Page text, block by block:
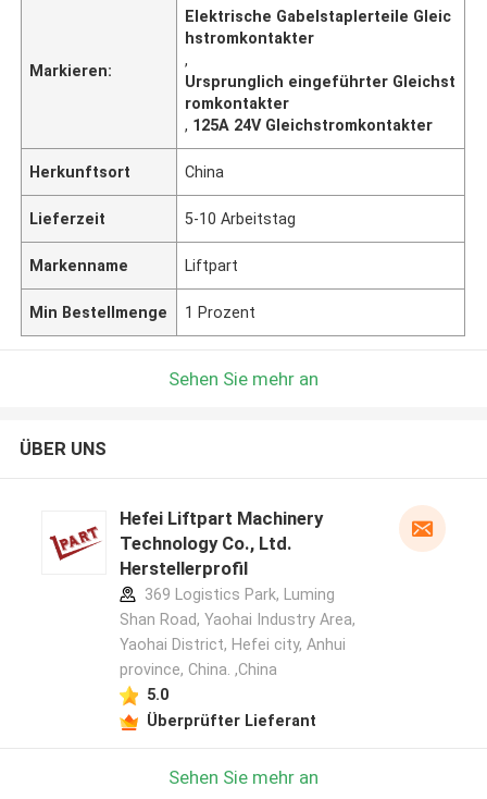
Markieren:
Elektrische Gabelstaplerteile Gleic
hstromkontakter
,
Ursprunglich eingeführter Gleichst
romkontakter
, 125A 24V Gleichstromkontakter
Herkunftsort China
Lieferzeit 5-10 Arbeitstag
Markenname Liftpart
Min Bestellmenge 1 Prozent
Sehen Sie mehr an
ÜBER UNS
Hefei Liftpart Machinery
Technology Co., Ltd.
Herstellerprofil
369 Logistics Park, Luming
Shan Road, Yaohai Industry Area,
Yaohai District, Hefei city, Anhui
province, China. ,China
5.0
Überprüfter Lieferant
Sehen Sie mehr an